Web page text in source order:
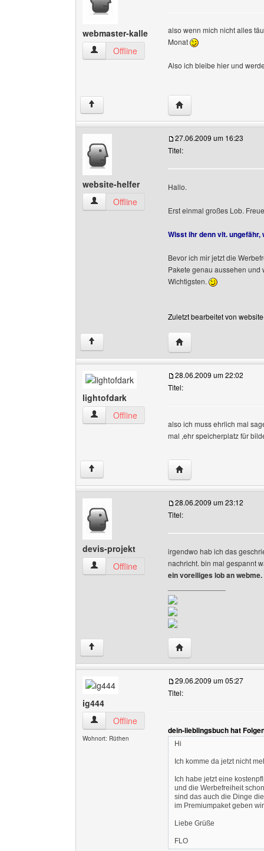
webmaster-kalle
webmaster-kalle Benutzer-Profile anzeigen
Offline
also wenn mich nicht alles
Monat
Also ich bleibe hier und
↑ Website dieses
website-helfer
website-helfer Benutzer-Profile anzeigen
Offline
27.06.2009 um 16:23
Titel:
Hallo.
Erst einmal großes Lob.
Wisst ihr denn vlt.
Bevor ich mir jetzt die
Pakete genau aussehen und
Wichtigsten.
Zuletzt bearbeitet von
↑ Website dieses
lightofdark
lightofdark Benutzer-Profile anzeigen
Offline
28.06.2009 um 22:02
Titel:
also ich muss ehrlich mal
mal ,ehr speicherplatz für
↑ Website dieses
devis-projekt
devis-projekt Benutzer-Profile anzeigen
Offline
28.06.2009 um 23:12
Titel:
irgendwo hab ich das
nachricht. bin mal gespannt
ein voreiliges lob an webme.
↑ Website dieses
ig444
ig444 Benutzer-Profile anzeigen
Offline
Wohnort: Rüthen
29.06.2009 um 05:27
Titel:
dein-lieblingsbuch hat
Hi
Ich komme da jetzt nicht
Ich habe jetzt eine
und die Werbefreiheit
sind das auch die Dinge
im Premiumpaket geben
Liebe Grüße
FLO